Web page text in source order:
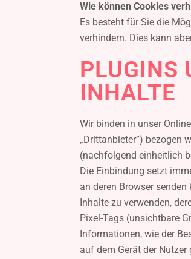
Wie können Cookies
Es besteht für Sie die
verhindern. Dies kann
PLUGINS
INHALTE
Wir binden in unser
„Drittanbieter”) bezogen
(nachfolgend einheitlich
Die Einbindung setzt
an deren Browser
Inhalte zu verwenden,
Pixel-Tags (unsichtbare
Informationen, wie der
auf dem Gerät der